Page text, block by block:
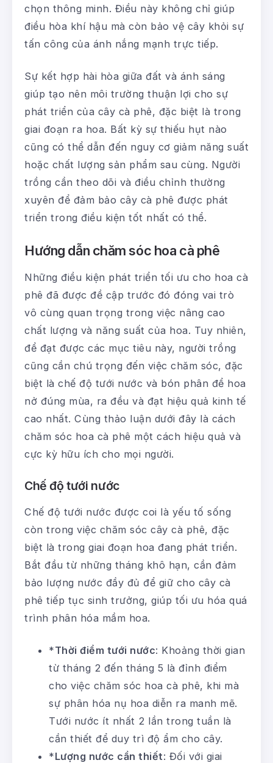
chọn thông minh. Điều này không chỉ giúp
điều hòa khí hậu mà còn bảo vệ cây khỏi sự
tấn công của ánh nắng mạnh trực tiếp.
Sự kết hợp hài hòa giữa đất và ánh sáng
giúp tạo nên môi trường thuận lợi cho sự
phát triển của cây cà phê, đặc biệt là trong
giai đoạn ra hoa. Bất kỳ sự thiếu hụt nào
cũng có thể dẫn đến nguy cơ giảm năng suất
hoặc chất lượng sản phẩm sau cùng. Người
trồng cần theo dõi và điều chỉnh thường
xuyên để đảm bảo cây cà phê được phát
triển trong điều kiện tốt nhất có thể.
Hướng dẫn chăm sóc hoa cà phê
Những điều kiện phát triển tối ưu cho hoa cà
phê đã được đề cập trước đó đóng vai trò
vô cùng quan trọng trong việc nâng cao
chất lượng và năng suất của hoa. Tuy nhiên,
để đạt được các mục tiêu này, người trồng
cũng cần chú trọng đến việc chăm sóc, đặc
biệt là chế độ tưới nước và bón phân để hoa
nở đúng mùa, ra đều và đạt hiệu quả kinh tế
cao nhất. Cùng thảo luận dưới đây là cách
chăm sóc hoa cà phê một cách hiệu quả và
cực kỳ hữu ích cho mọi người.
Chế độ tưới nước
Chế độ tưới nước được coi là yếu tố sống
còn trong việc chăm sóc cây cà phê, đặc
biệt là trong giai đoạn hoa đang phát triển.
Bắt đầu từ những tháng khô hạn, cần đảm
bảo lượng nước đầy đủ để giữ cho cây cà
phê tiếp tục sinh trưởng, giúp tối ưu hóa quá
trình phân hóa mầm hoa.
*Thời điểm tưới nước: Khoảng thời gian
từ tháng 2 đến tháng 5 là đỉnh điểm
cho việc chăm sóc hoa cà phê, khi mà
sự phân hóa nụ hoa diễn ra manh mẽ.
Tưới nước ít nhất 2 lần trong tuần là
cần thiết để duy trì độ ẩm cho cây.
*Lượng nước cần thiết: Đối với giai